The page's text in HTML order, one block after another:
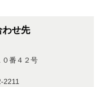
わせ先
０番４２号
2211